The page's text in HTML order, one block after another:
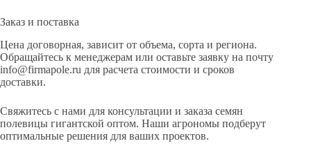
Заказ и поставка
Цена договорная, зависит от объема, сорта и региона.
Обращайтесь к менеджерам или оставьте заявку на почту
info@firmapole.ru для расчета стоимости и сроков
доставки.
Свяжитесь с нами для консультации и заказа семян
полевицы гигантской оптом. Наши агрономы подберут
оптимальные решения для ваших проектов.